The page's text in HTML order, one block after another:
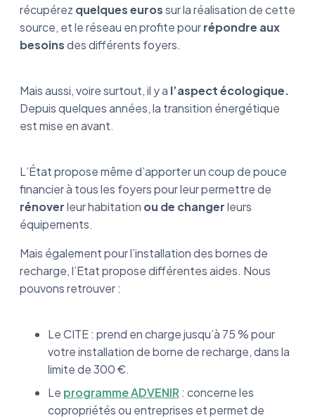
récupérez quelques eurossur la réalisation de cette
source, et le réseau en profite pourrépondre aux
besoinsdes différents foyers.
Mais aussi, voire surtout, il y a l’aspect écologique.
Depuis quelques années, la transition énergétique
est mise en avant.
L’État propose même d’apporter un coup de pouce
financier à tous les foyers pour leur permettre de
rénoverleur habitation ou de changerleurs
équipements.
Mais également pour l’installation des bornes de
recharge, l’Etat propose différentes aides. Nous
pouvons retrouver :
Le CITE : prend en charge jusqu’à 75 % pour
votre installation de borne de recharge, dans la
limite de 300 €.
Le programme ADVENIR : concerne les
copropriétés ou entreprises et permet de